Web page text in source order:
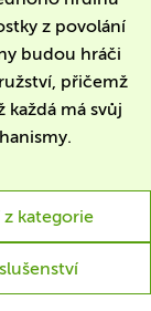
z povolání
budou hráči
přičemž
má svůj
z kategorie